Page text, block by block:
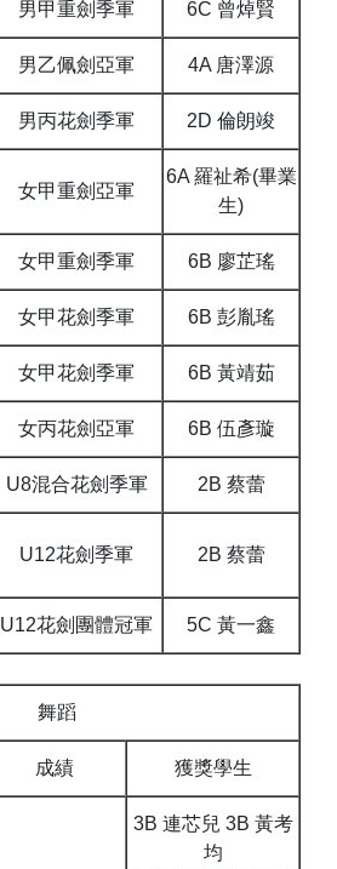
男甲重劍季軍 6C 曾焯賢
男乙佩劍亞軍 4A 唐澤源
男丙花劍季軍 2D 倫朗竣
女甲重劍亞軍
6A 羅祉希(畢業
生)
女甲重劍季軍 6B 廖芷瑤
女甲花劍季軍 6B 彭胤瑤
女甲花劍季軍 6B 黃靖茹
女丙花劍亞軍 6B 伍彥璇
U8混合花劍季軍 2B 蔡蕾
U12花劍季軍 2B 蔡蕾
U12花劍團體冠軍 5C 黃一鑫
舞蹈
成績 獲獎學生
3B 連芯兒 3B 黃考
均